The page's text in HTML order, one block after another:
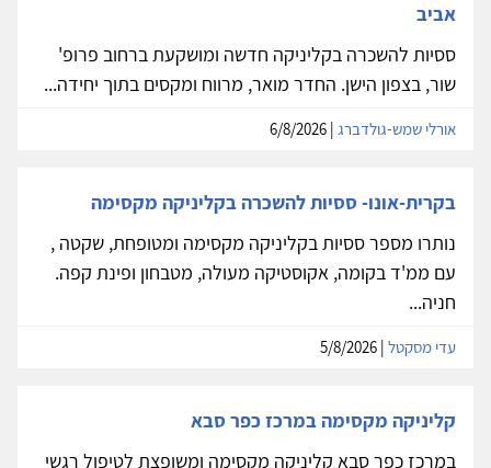
אביב
ססיות להשכרה בקליניקה חדשה ומושקעת ברחוב פרופ'
שור, בצפון הישן. החדר מואר, מרווח ומקסים בתוך יחידה...
אורלי שמש-גולדברג
בקרית-אונו- ססיות להשכרה בקליניקה מקסימה
נותרו מספר ססיות בקליניקה מקסימה ומטופחת, שקטה ,
עם ממ'ד בקומה, אקוסטיקה מעולה, מטבחון ופינת קפה.
חניה...
עדי מסקטל
קליניקה מקסימה במרכז כפר סבא
במרכז כפר סבא קליניקה מקסימה ומשופצת לטיפול רגשי